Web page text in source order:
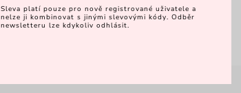
Sleva platí pouze pro nově registrované uživatele a
nelze ji kombinovat s jinými slevovými kódy. Odběr
newsletteru lze kdykoliv odhlásit.